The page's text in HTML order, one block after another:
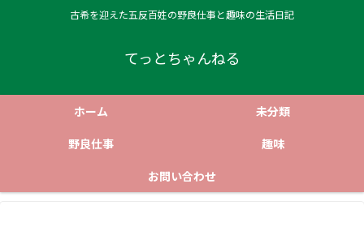
古希を迎えた五反百姓の野良仕事と趣味の生活日記
てっとちゃんねる
ホーム
未分類
野良仕事
趣味
お問い合わせ